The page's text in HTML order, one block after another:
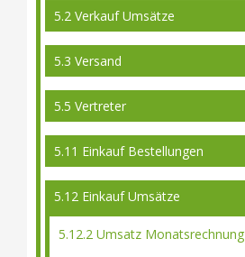
5.2 Verkauf Umsätze
5.3 Versand
5.5 Vertreter
5.11 Einkauf Bestellungen
5.12 Einkauf Umsätze
5.12.2 Umsatz Monatsrechnung